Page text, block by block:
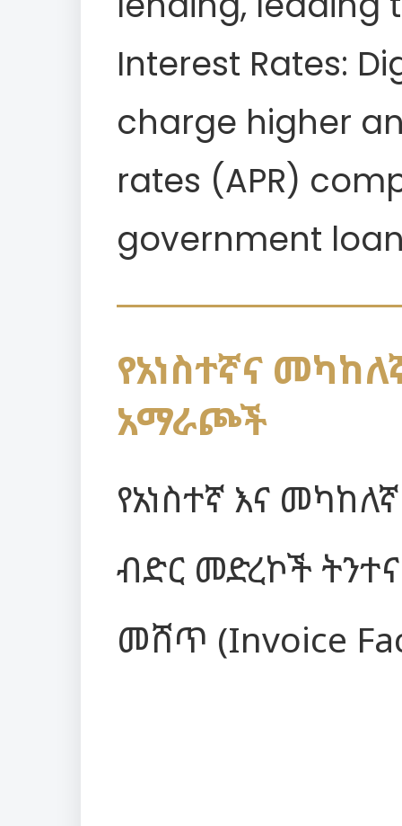
Interest Rates:
charge higher
rates (APR)
government
የአነስተኛና
አማራጮች
የአነስተኛ እና
ብድር መድረኮች
መሸጥ (Invoice